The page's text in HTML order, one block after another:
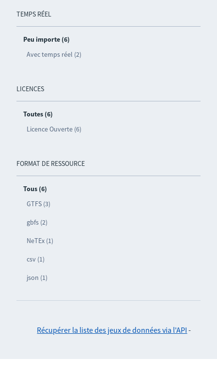
TEMPS RÉEL
Peu importe (6)
Avec temps réel (2)
LICENCES
Toutes (6)
Licence Ouverte (6)
FORMAT DE RESSOURCE
Tous (6)
GTFS (3)
gbfs (2)
NeTEx (1)
csv (1)
json (1)
Récupérer la liste des jeux de données via l'API -